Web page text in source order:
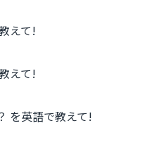
えて!
えて!
を英語で教えて!